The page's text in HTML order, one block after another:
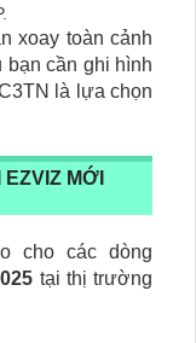
xoay toàn cảnh
bạn cần ghi hình
là lựa chọn
MỚI
cho các dòng
tại thị trường